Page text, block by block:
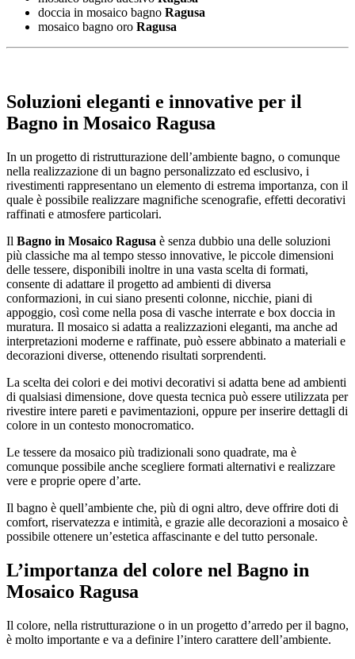
doccia in mosaico bagno Ragusa
mosaico bagno oro Ragusa
Soluzioni eleganti e innovative per il
Bagno in Mosaico Ragusa
In un progetto di ristrutturazione dell’ambiente bagno, o comunque
nella realizzazione di un bagno personalizzato ed esclusivo, i
rivestimenti rappresentano un elemento di estrema importanza, con il
quale è possibile realizzare magnifiche scenografie, effetti decorativi
raffinati e atmosfere particolari.
Il Bagno in Mosaico Ragusa è senza dubbio una delle soluzioni
più classiche ma al tempo stesso innovative, le piccole dimensioni
delle tessere, disponibili inoltre in una vasta scelta di formati,
consente di adattare il progetto ad ambienti di diversa
conformazioni, in cui siano presenti colonne, nicchie, piani di
appoggio, così come nella posa di vasche interrate e box doccia in
muratura. Il mosaico si adatta a realizzazioni eleganti, ma anche ad
interpretazioni moderne e raffinate, può essere abbinato a materiali e
decorazioni diverse, ottenendo risultati sorprendenti.
La scelta dei colori e dei motivi decorativi si adatta bene ad ambienti
di qualsiasi dimensione, dove questa tecnica può essere utilizzata per
rivestire intere pareti e pavimentazioni, oppure per inserire dettagli di
colore in un contesto monocromatico.
Le tessere da mosaico più tradizionali sono quadrate, ma è
comunque possibile anche scegliere formati alternativi e realizzare
vere e proprie opere d’arte.
Il bagno è quell’ambiente che, più di ogni altro, deve offrire doti di
comfort, riservatezza e intimità, e grazie alle decorazioni a mosaico è
possibile ottenere un’estetica affascinante e del tutto personale.
L’importanza del colore nel Bagno in
Mosaico Ragusa
Il colore, nella ristrutturazione o in un progetto d’arredo per il bagno,
è molto importante e va a definire l’intero carattere dell’ambiente.